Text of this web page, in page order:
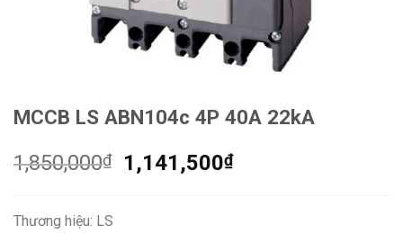
MCCB LS ABN104c 4P 40A 22kA
1,850,000₫
Giá
1,141,500₫Giá
Thương hiệu: LS